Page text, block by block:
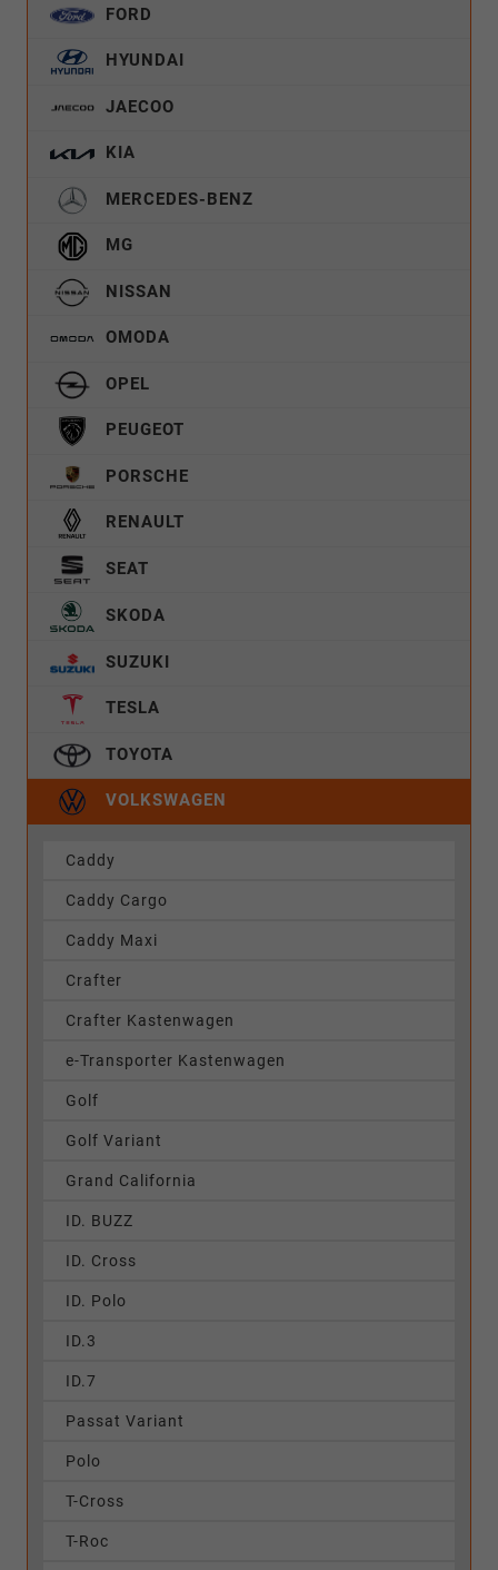
FORD
HYUNDAI
JAECOO
KIA
MERCEDES-BENZ
MG
NISSAN
OMODA
OPEL
PEUGEOT
PORSCHE
RENAULT
SEAT
SKODA
SUZUKI
TESLA
TOYOTA
VOLKSWAGEN
Caddy
Caddy Cargo
Caddy Maxi
Crafter
Crafter Kastenwagen
e-Transporter Kastenwagen
Golf
Golf Variant
Grand California
ID. BUZZ
ID. Cross
ID. Polo
ID.3
ID.7
Passat Variant
Polo
T-Cross
T-Roc